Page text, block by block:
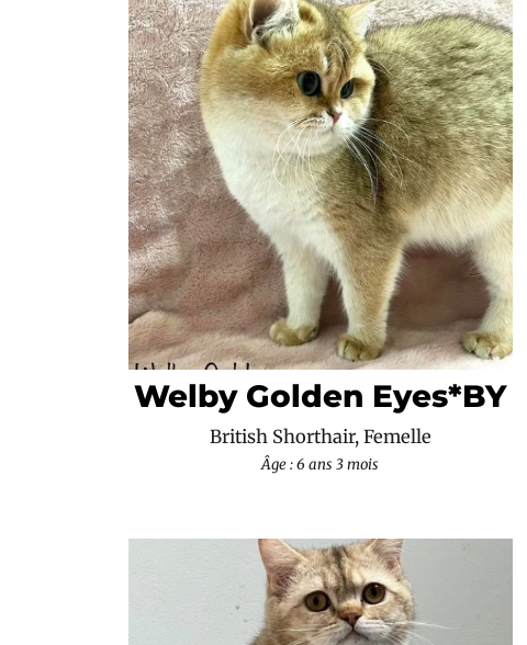
Welby Golden Eyes*BY
British Shorthair, Femelle
Âge : 6 ans 3 mois